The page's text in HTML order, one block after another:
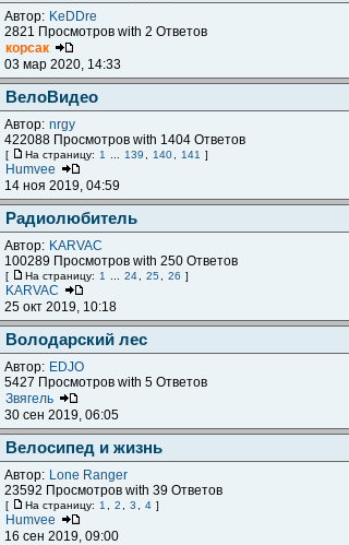
Автор: KeDDre
2821 Просмотров with 2 Ответов
корсак
03 мар 2020, 14:33
ВелоВидео
Автор: nrgy
422088 Просмотров with 1404 Ответов
[ На страницу: 1 139 140 141 ]
Humvee
14 ноя 2019, 04:59
Радиолюбитель
Автор: KARVAC
100289 Просмотров with 250 Ответов
[ На страницу: 1 24 25 26 ]
KARVAC
25 окт 2019, 10:18
Володарский лес
Автор: EDJO
5427 Просмотров with 5 Ответов
Звягель
30 сен 2019, 06:05
Велосипед и жизнь
Автор: Lone Ranger
23592 Просмотров with 39 Ответов
[ На страницу: 1 2 3 4 ]
Humvee
16 сен 2019, 09:00